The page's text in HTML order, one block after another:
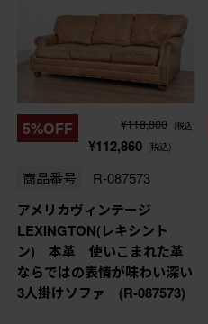
5%OFF ¥118,800 (税込)
¥112,860 (税込)
商品番号 R-087573
アメリカヴィンテージ
LEXINGTON(レキシント
ン) 本革 使いこまれた革
ならではの表情が味わい深い
3人掛けソファ (R-087573)